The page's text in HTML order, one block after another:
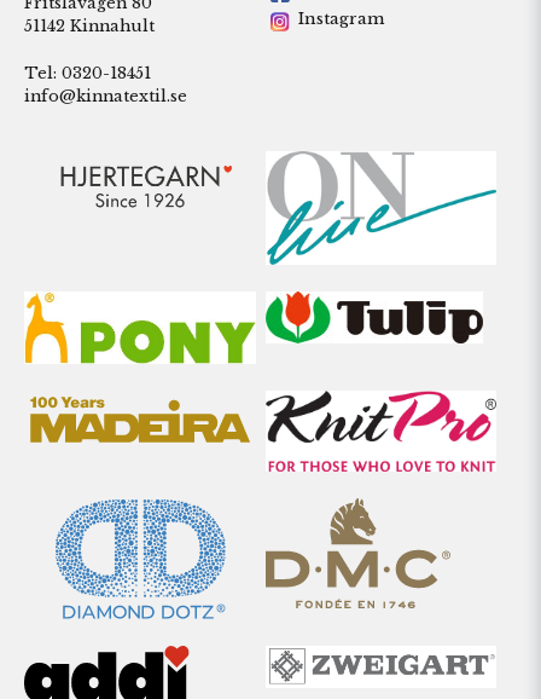
51142 Kinnahult
Tel: 0320-18451
info@kinnatextil.se
Instagram